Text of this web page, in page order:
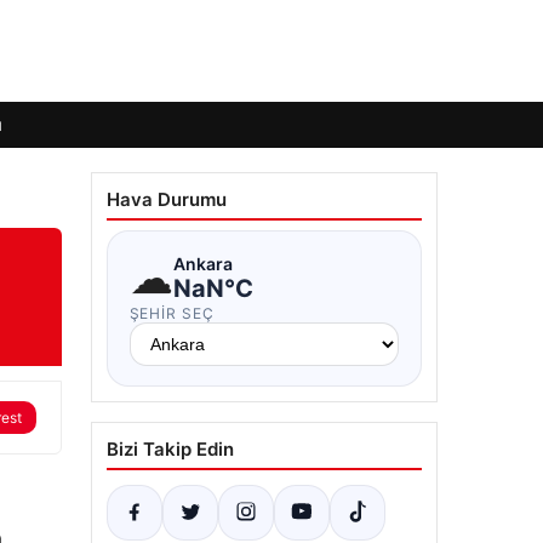
Hava Durumu
☁Ankara
NaN°C
ŞEHIR SEÇ
Bizi Takip Edin